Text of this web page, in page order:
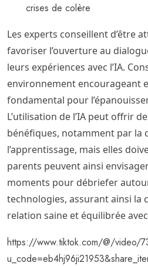
crises de colère
Les experts conseillent d’être
favoriser l’ouverture au
leurs expériences avec l’IA.
environnement encourageant
fondamental pour
L’utilisation de l’IA peut offrir
bénéfiques, notamment par la
l’apprentissage, mais elles
parents peuvent ainsi
moments pour débriefer
technologies, assurant ainsi la
relation saine et équilibrée
https://www.tiktok.com/@/video/